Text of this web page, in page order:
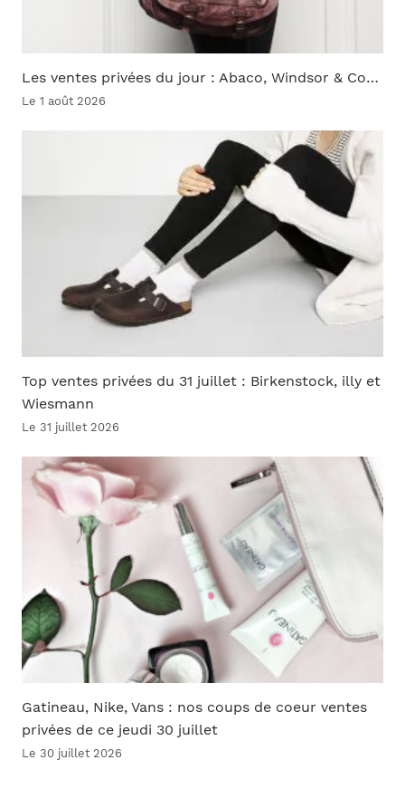
Les ventes privées du jour : Abaco, Windsor & Co…
Le 1 août 2026
Top ventes privées du 31 juillet : Birkenstock, illy et
Wiesmann
Le 31 juillet 2026
Gatineau, Nike, Vans : nos coups de coeur ventes
privées de ce jeudi 30 juillet
Le 30 juillet 2026